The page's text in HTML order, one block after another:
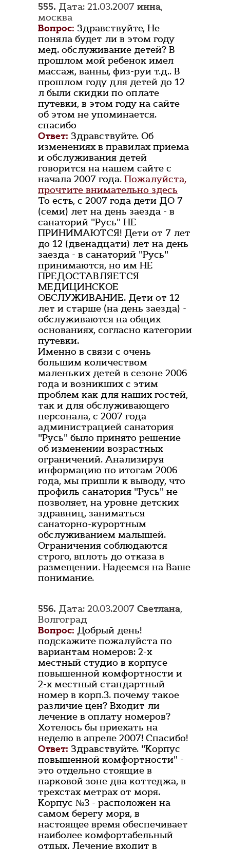
555. Дата: 21.03.2007 инна,
москва
Вопрос: Здравствуйте, Не
поняла будет ли в этом году
мед. обслуживание детей? В
прошлом мой ребенок имел
массаж, ванны, физ-руи т.д.. В
прошлом году для детей до 12
л были скидки по оплате
путевки, в этом году на сайте
об этом не упоминается.
спасибо
Ответ: Здравствуйте. Об
изменениях в правилах приема
и обслуживания детей
говорится на нашем сайте с
начала 2007 года. Пожалуйста,
прочтите внимательно здесь
То есть, с 2007 года дети ДО 7
(семи) лет на день заезда - в
санаторий "Русь" НЕ
ПРИНИМАЮТСЯ! Дети от 7 лет
до 12 (двенадцати) лет на день
заезда - в санаторий "Русь"
принимаются, но им НЕ
ПРЕДОСТАВЛЯЕТСЯ
МЕДИЦИНСКОЕ
ОБСЛУЖИВАНИЕ. Дети от 12
лет и старше (на день заезда) -
обслуживаются на общих
основаниях, согласно категории
путевки.
Именно в связи с очень
большим количеством
маленьких детей в сезоне 2006
года и возникших с этим
проблем как для наших гостей,
так и для обслуживающего
персонала, с 2007 года
администрацией санатория
"Русь" было принято решение
об изменении возрастных
ограничений. Анализируя
информацию по итогам 2006
года, мы пришли к выводу, что
профиль санатория "Русь" не
позволяет, на уровне детских
здравниц, заниматься
санаторно-курортным
обслуживанием малышей.
Ограничения соблюдаются
строго, вплоть до отказа в
размещении. Надеемся на Ваше
понимание.
556. Дата: 20.03.2007 Светлана,
Волгоград
Вопрос: Добрый день!
подскажите пожалуйста по
вариантам номеров: 2-х
местный студио в корпусе
повышенной комфортности и
2-х местный стандартный
номер в корп.3. почему такое
различие цен? Входит ли
лечение в оплату номеров?
Хотелось бы приехать на
неделю в апреле 2007! Спасибо!
Ответ: Здравствуйте. "Корпус
повышенной комфортности" -
это отдельно стоящие в
парковой зоне два коттеджа, в
трехстах метрах от моря.
Корпус №3 - расположен на
самом берегу моря, в
настоящее время обеспечивает
наиболее комфортабельный
отдых. Лечение входит в